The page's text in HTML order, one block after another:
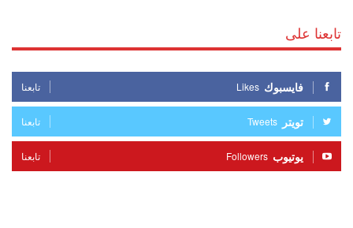
تابعنا على
فايسبوك Likes تابعنا
تويتر Tweets تابعنا
يوتيوب Followers تابعنا